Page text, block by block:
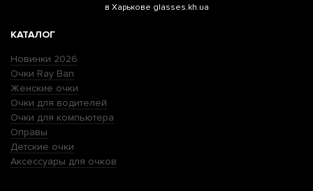
в Харькове glasses.kh.ua
КАТАЛОГ
Новинки 2026
Очки Ray Ban
Женские очки
Очки для водителей
Очки для компьютера
Оправы
Детские очки
Аксессуары для очков